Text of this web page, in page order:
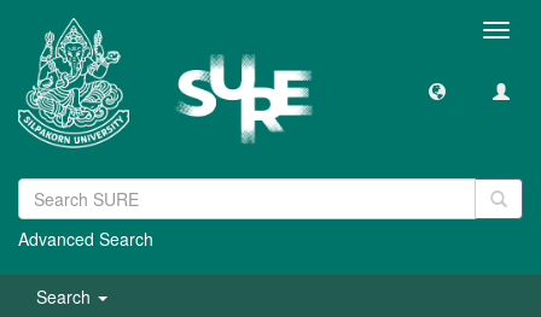
Advanced Search
Search